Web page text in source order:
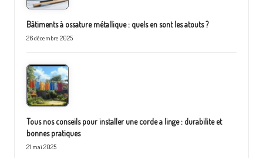
Bâtiments à ossature métallique : quels en sont les atouts ?
26 décembre 2025
Tous nos conseils pour installer une corde a linge : durabilite et
bonnes pratiques
21 mai 2025